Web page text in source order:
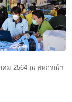
คม 2564 ณ สหกรณ์ฯ